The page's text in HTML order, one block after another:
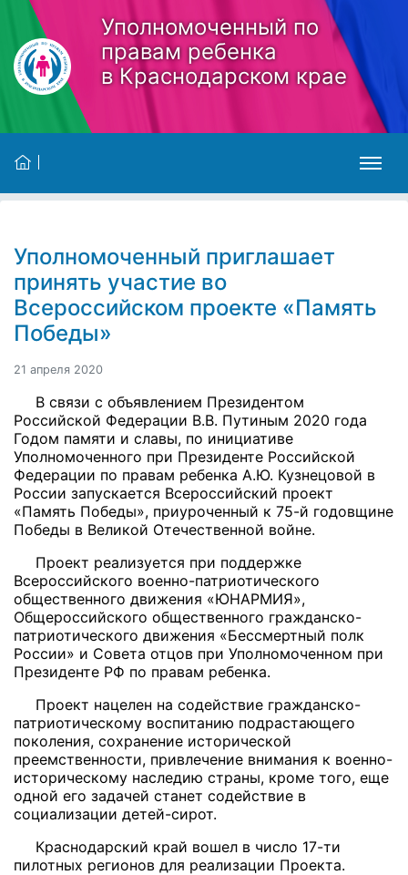
Skip to main content
Уполномоченный по
правам ребенка
в Краснодарском крае
Уполномоченный приглашает
принять участие во
Всероссийском проекте «Память
Победы»
21 апреля 2020
В связи с объявлением Президентом
Российской Федерации В.В. Путиным 2020 года
Годом памяти и славы, по инициативе
Уполномоченного при Президенте Российской
Федерации по правам ребенка А.Ю. Кузнецовой в
России запускается Всероссийский проект
«Память Победы», приуроченный к 75-й годовщине
Победы в Великой Отечественной войне.
Проект реализуется при поддержке
Всероссийского военно-патриотического
общественного движения «ЮНАРМИЯ»,
Общероссийского общественного гражданско-
патриотического движения «Бессмертный полк
России» и Совета отцов при Уполномоченном при
Президенте РФ по правам ребенка.
Проект нацелен на содействие гражданско-
патриотическому воспитанию подрастающего
поколения, сохранение исторической
преемственности, привлечение внимания к военно-
историческому наследию страны, кроме того, еще
одной его задачей станет содействие в
социализации детей-сирот.
Краснодарский край вошел в число 17-ти
пилотных регионов для реализации Проекта.